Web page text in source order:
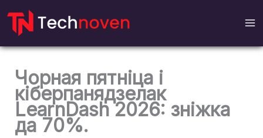
Перайсці
змесціва
Чорная пятніца і
кіберпанядзелак
LearnDash 2026: зніжка
да 70%.